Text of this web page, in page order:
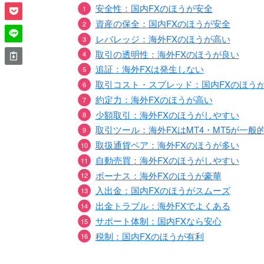
安全性：国内FXのほうが安全
資産の保全：国内FXのほうが安全
レバレッジ：海外FXのほうが高い
取引の透明性：海外FXのほうが良い
追証：海外FXは発生しない
取引コスト・スプレッド：国内FXのほう
約定力：海外FXのほうが高い
少額取引：海外FXのほうがしやすい
取引ツール：海外FXはMT4・MT5が一般
取扱通貨ペア：海外FXのほうが多い
自動売買：海外FXのほうがしやすい
ボーナス：海外FXのほうが豪華
入出金：国内FXのほうがスムーズ
出金トラブル：海外FXでよくある
サポート体制：国内FXなら安心
税制：国内FXのほうが有利